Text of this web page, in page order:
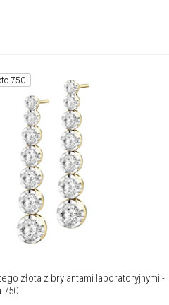
750
złota z brylantami laboratoryjnymi -
750